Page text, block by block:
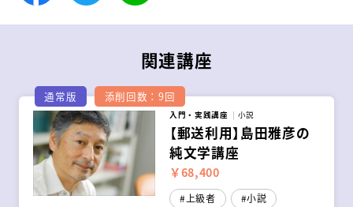
Facebook
TwitterLINE
関連講座
通常版 添削回数：9回
入門・実践講座 小説
【郵送利用】島田雅彦の
純文学講座
￥68,400
上級者
小説